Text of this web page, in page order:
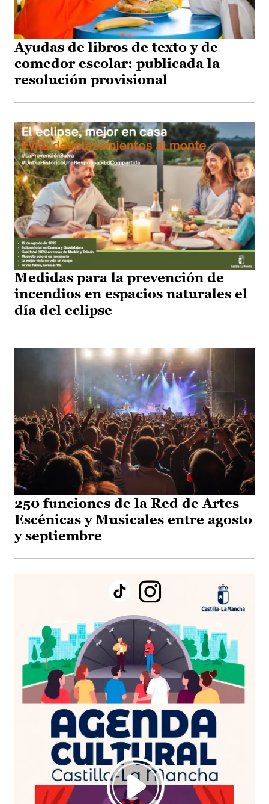
Ayudas de libros de texto y de
comedor escolar: publicada la
resolución provisional
Medidas para la prevención de
incendios en espacios naturales el
día del eclipse
250 funciones de la Red de Artes
Escénicas y Musicales entre agosto
y septiembre